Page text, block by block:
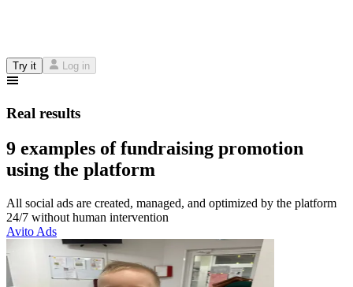
Try it Log in
Real results
9 examples of fundraising promotion
using the platform
All social ads are created, managed, and optimized by the platform
24/7 without human intervention
Avito Ads